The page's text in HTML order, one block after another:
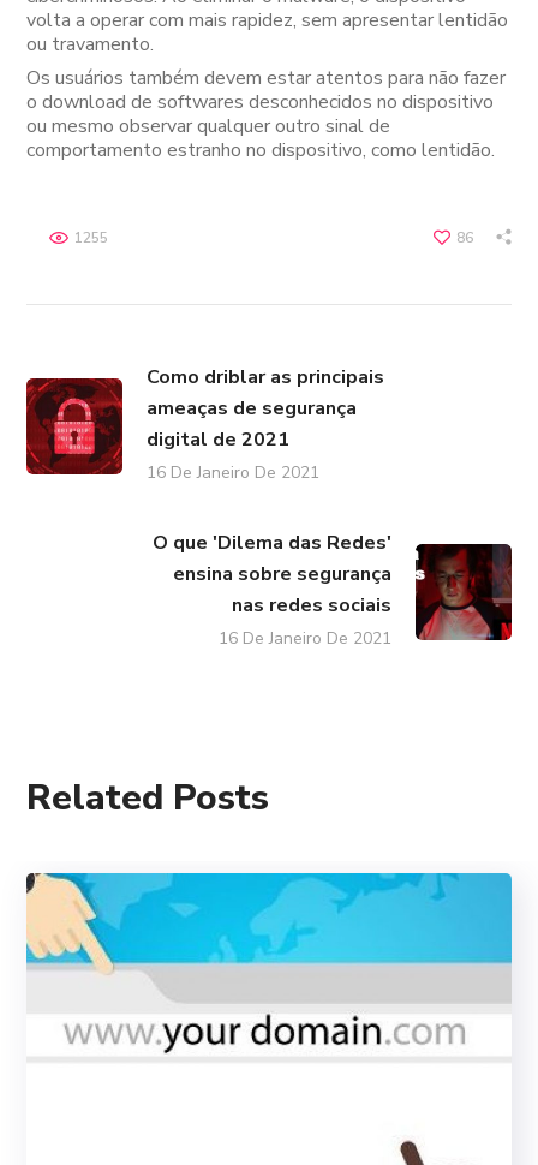
volta a operar com mais rapidez, sem apresentar lentidão
ou travamento.
Os usuários também devem estar atentos para não fazer
o download de softwares desconhecidos no dispositivo
ou mesmo observar qualquer outro sinal de
comportamento estranho no dispositivo, como lentidão.
86
1255
Como driblar as principais
ameaças de segurança
digital de 2021
16 De Janeiro De 2021
O que 'Dilema das Redes'
ensina sobre segurança
nas redes sociais
16 De Janeiro De 2021
Related Posts